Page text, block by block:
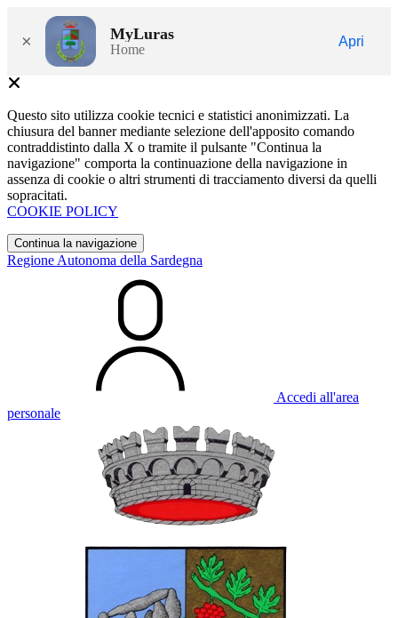
× MyLuras
Home
Apri
Questo sito utilizza cookie tecnici e statistici anonimizzati. La
chiusura del banner mediante selezione dell'apposito comando
contraddistinto dalla X o tramite il pulsante "Continua la
navigazione" comporta la continuazione della navigazione in
assenza di cookie o altri strumenti di tracciamento diversi da quelli
sopracitati.
COOKIE POLICY
Continua la navigazione
Regione Autonoma della Sardegna
Accedi all'area
personale